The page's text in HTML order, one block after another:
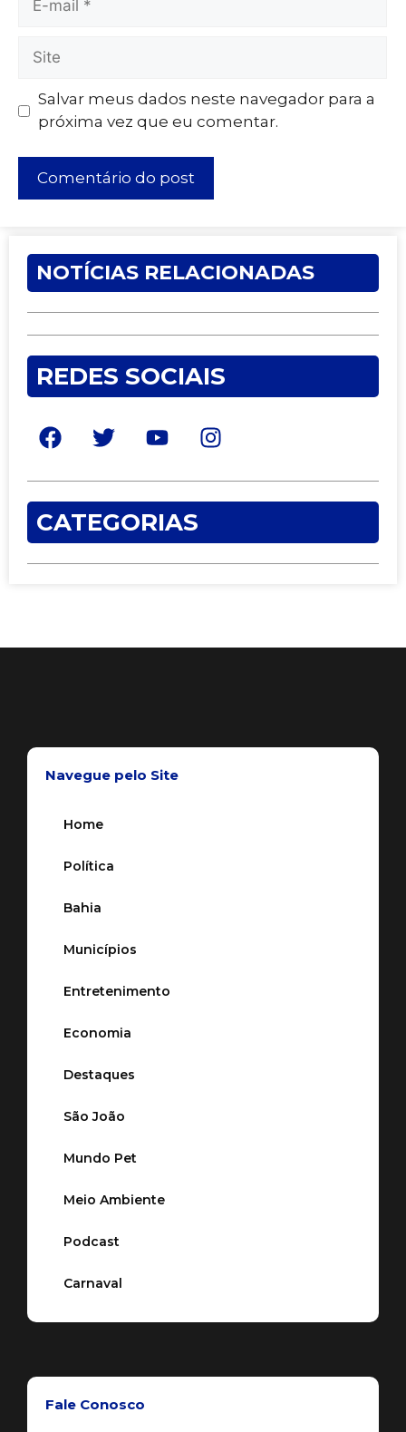
Salvar meus dados neste navegador para a
próxima vez que eu comentar.
NOTÍCIAS RELACIONADAS
REDES SOCIAIS
CATEGORIAS
Navegue pelo Site
Home
Política
Bahia
Municípios
Entretenimento
Economia
Destaques
São João
Mundo Pet
Meio Ambiente
Podcast
Carnaval
Fale Conosco